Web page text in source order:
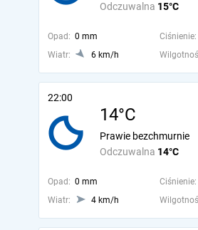
Odczuwalna 15°C
Opad: 0 mm Ciśnienie:
Wiatr:
6 km/h
22:00
14°C
Odczuwalna 14°C
Prawie bezchmurnie
Opad: 0 mm Ciśnienie:
Wiatr:
4 km/h